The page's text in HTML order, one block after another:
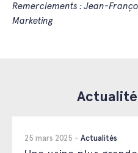
Remerciements : Jean-
Marketing
25 mars 2025 - Actualités